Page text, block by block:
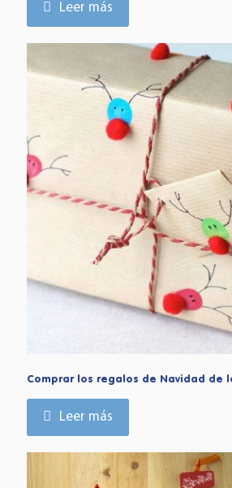
Leer más
Comprar los regalos de Navidad de
Leer más